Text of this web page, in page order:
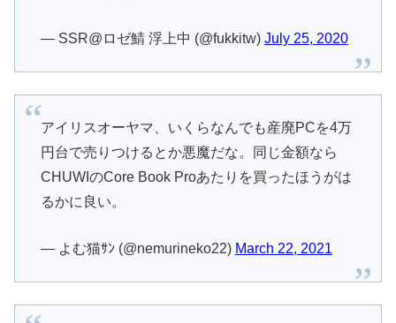
— SSR@ロゼ鯖 浮上中 (@fukkitw) July 25, 2020
アイリスオーヤマ、いくらなんでも産廃PCを4万
円台で売りつけるとか悪魔だな。同じ金額なら
CHUWIのCore Book Proあたりを買ったほうがは
るかに良い。
— よむ猫ｻﾝ (@nemurineko22) March 22, 2021